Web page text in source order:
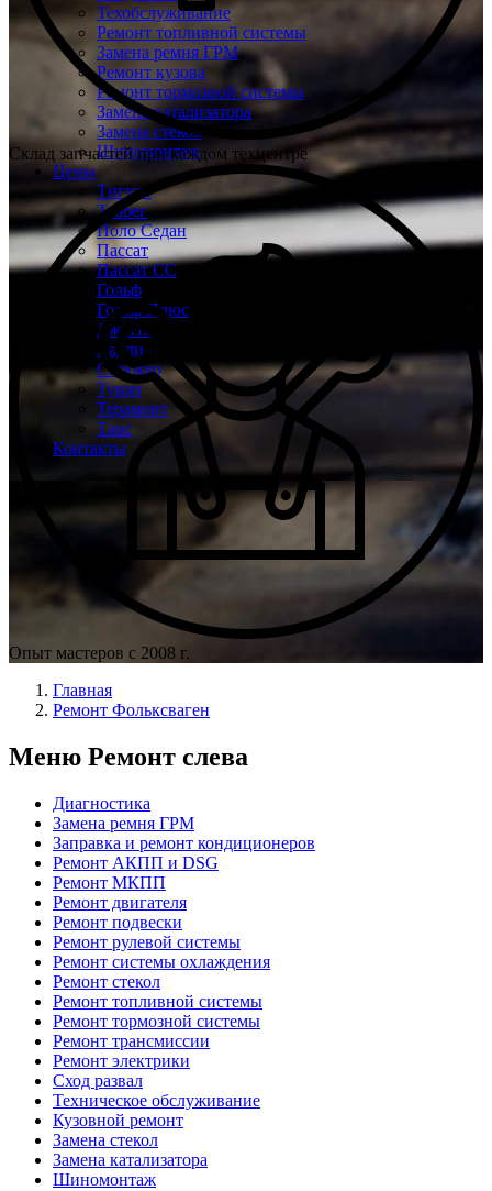
Техобслуживание
Ремонт топливной системы
Замена ремня ГРМ
Ремонт кузова
Ремонт тормозной системы
Замена катализатора
Замена стекол
Шиномонтаж
Цены
Тигуан
Туарег
Поло Седан
Пассат
Пассат СС
Гольф
Гольф Плюс
Джетта
Кадди
Сирокко
Туран
Терамонт
Таос
Контакты
Склад запчастей при каждом техцентре
Опыт мастеров с 2008 г.
Главная
Ремонт Фольксваген
Меню Ремонт слева
Диагностика
Замена ремня ГРМ
Заправка и ремонт кондиционеров
Ремонт АКПП и DSG
Ремонт МКПП
Ремонт двигателя
Ремонт подвески
Ремонт рулевой системы
Ремонт системы охлаждения
Ремонт стекол
Ремонт топливной системы
Ремонт тормозной системы
Ремонт трансмиссии
Ремонт электрики
Сход развал
Техническое обслуживание
Кузовной ремонт
Замена стекол
Замена катализатора
Шиномонтаж